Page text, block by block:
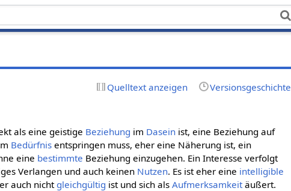
Quelltext anzeigen Versionsgeschichte
als eine geistige Beziehung im Dasein ist, eine Beziehung auf
Bedürfnis entspringen muss, eher eine Näherung ist, ein
eine bestimmte Beziehung einzugehen. Ein Interesse verfolgt
Verlangen und auch keinen Nutzen. Es ist eher eine intelligible
auch nichtgleichgültig ist und sich alsAufmerksamkeit äußert.